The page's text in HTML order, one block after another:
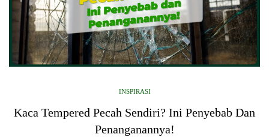
INSPIRASI
Kaca Tempered Pecah Sendiri? Ini Penyebab Dan
Penanganannya!